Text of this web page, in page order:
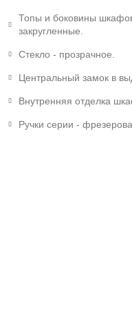
Топы и боковины
закругленные.
Стекло - прозрачное.
Центральный замок в
Внутренняя отделка
Ручки серии -